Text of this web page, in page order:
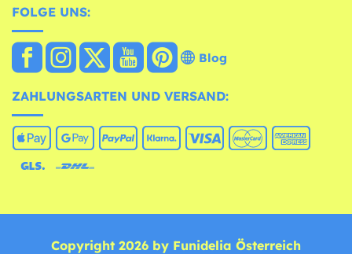
FOLGE UNS:
Blog
ZAHLUNGSARTEN UND VERSAND:
Copyright 2026 by Funidelia Österreich